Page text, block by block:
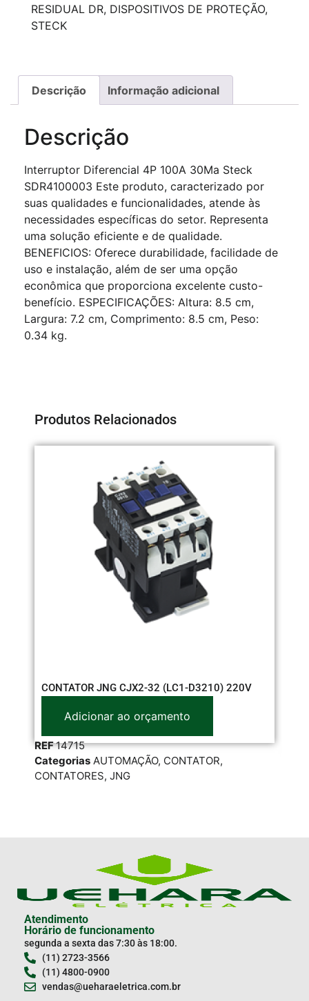
RESIDUAL DR, DISPOSITIVOS DE PROTEÇÃO,
STECK
Descrição Informação adicional
Descrição
Interruptor Diferencial 4P 100A 30Ma Steck
SDR4100003 Este produto, caracterizado por
suas qualidades e funcionalidades, atende às
necessidades específicas do setor. Representa
uma solução eficiente e de qualidade.
BENEFICIOS: Oferece durabilidade, facilidade de
uso e instalação, além de ser uma opção
econômica que proporciona excelente custo-
benefício. ESPECIFICAÇÕES: Altura: 8.5 cm,
Largura: 7.2 cm, Comprimento: 8.5 cm, Peso:
0.34 kg.
Produtos Relacionados
CONTATOR JNG CJX2-32 (LC1-D3210) 220V
Adicionar ao orçamento
REF14715
Categorias AUTOMAÇÃO, CONTATOR,
CONTATORES, JNG
Atendimento
Horário de funcionamento
segunda a sexta das 7:30 às 18:00.
(11) 2723-3566
(11) 4800-0900
vendas@ueharaeletrica.com.br